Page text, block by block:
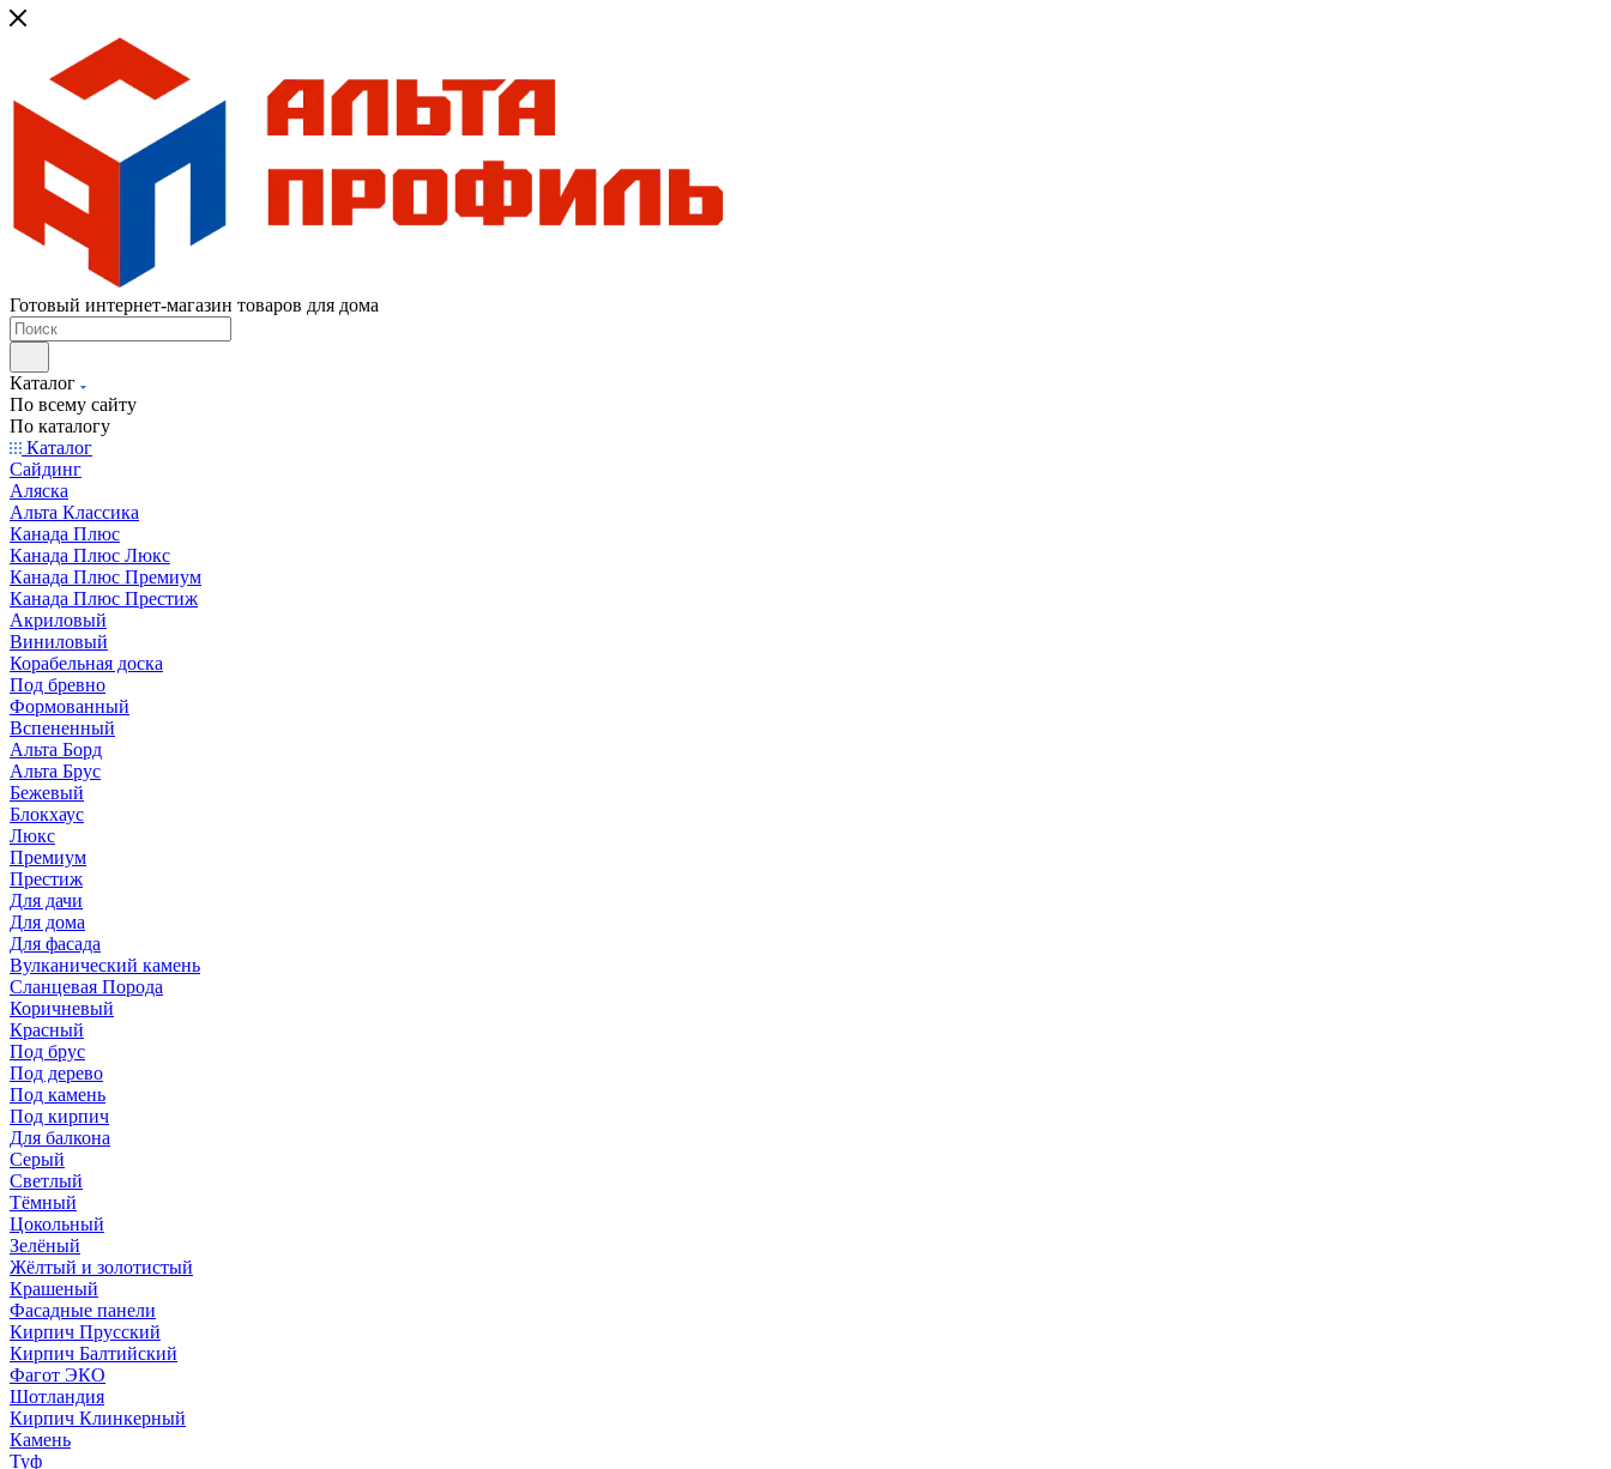
Готовый интернет-магазин товаров для дома
Каталог
По всему сайту
По каталогу
Каталог
Сайдинг
Аляска
Альта Классика
Канада Плюс
Канада Плюс Люкс
Канада Плюс Премиум
Канада Плюс Престиж
Акриловый
Виниловый
Корабельная доска
Под бревно
Формованный
Вспененный
Альта Борд
Альта Брус
Бежевый
Блокхаус
Люкс
Премиум
Престиж
Для дачи
Для дома
Для фасада
Вулканический камень
Сланцевая Порода
Коричневый
Красный
Под брус
Под дерево
Под камень
Под кирпич
Для балкона
Серый
Светлый
Тёмный
Цокольный
Зелёный
Жёлтый и золотистый
Крашеный
Фасадные панели
Кирпич Прусский
Кирпич Балтийский
Фагот ЭКО
Шотландия
Кирпич Клинкерный
Камень
Туф